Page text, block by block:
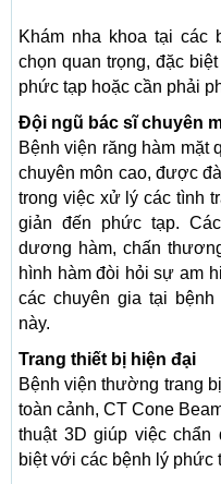
Khám nha khoa tại các
chọn quan trọng, đặc
phức tạp hoặc cần phải
Đội ngũ bác sĩ chuyên
Bệnh viện răng hàm mặt
chuyên môn cao, được
trong việc xử lý các tình
giản đến phức tạp.
dương hàm, chấn
hình hàm đòi hỏi sự am
các chuyên gia tại
này.
Trang thiết bị hiện đại
Bệnh viện thường trang
toàn cảnh, CT Cone
thuật 3D giúp việc chẩn
biệt với các bệnh lý phức